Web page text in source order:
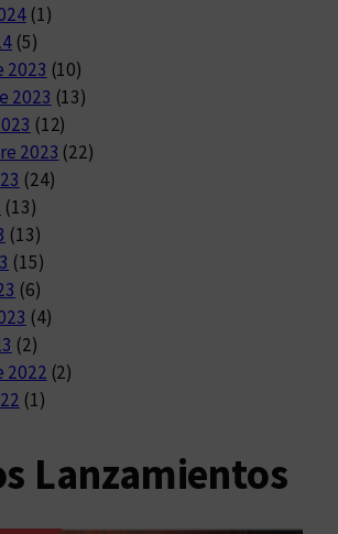
(1)
(5)
2023 (10)
2023 (13)
(12)
2023 (22)
(24)
(13)
(13)
(15)
(6)
(4)
(2)
2022 (2)
(1)
Lanzamientos